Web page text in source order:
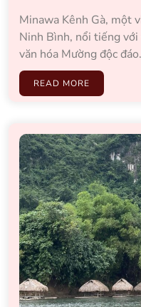
Minawa Kênh Gà, một
Ninh Bình, nổi tiếng
văn hóa Mường độc
READ MORE